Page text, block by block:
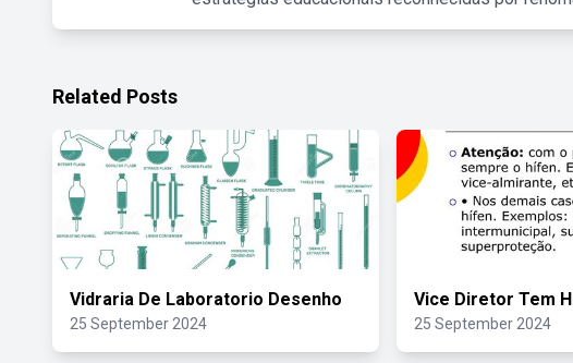
Related Posts
Vidraria De Laboratorio Desenho
25 September 2024
Vice Diretor Tem
25 September 2024